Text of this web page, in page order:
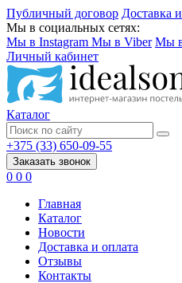
Публичный договор Доставка
Мы в социальных сетях:
Мы в Instagram Мы в Viber Мы в
Личный кабинет
Каталог
+375 (33) 650-09-55
Заказать звонок
0 0 0
Главная
Каталог
Новости
Доставка и оплата
Отзывы
Контакты